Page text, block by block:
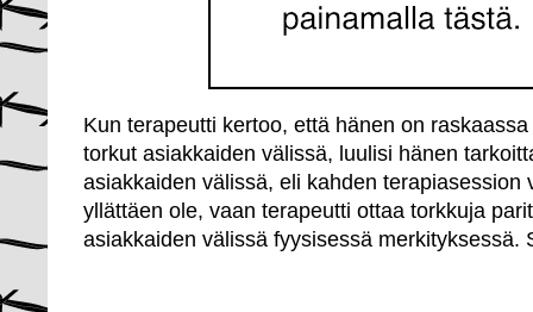
Kun terapeutti kertoo, että hänen on
torkut asiakkaiden välissä, luulisi hänen
asiakkaiden välissä, eli kahden terapiasession
yllättäen ole, vaan terapeutti ottaa torkkuja
asiakkaiden välissä fyysisessä merkityksessä.